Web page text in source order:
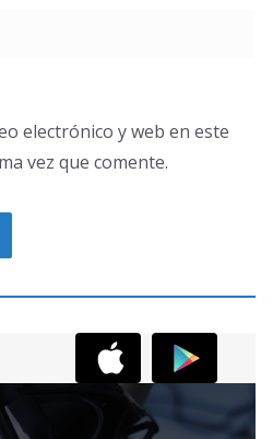
electrónico y web en este
vez que comente.